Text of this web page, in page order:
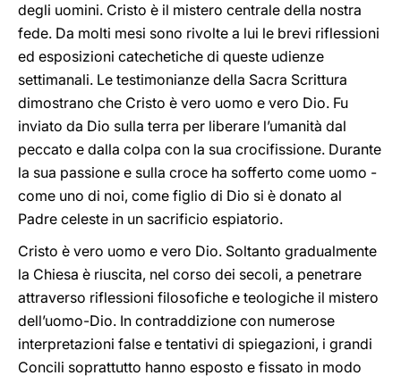
degli uomini. Cristo è il mistero centrale della nostra
fede. Da molti mesi sono rivolte a lui le brevi riflessioni
ed esposizioni catechetiche di queste udienze
settimanali. Le testimonianze della Sacra Scrittura
dimostrano che Cristo è vero uomo e vero Dio. Fu
inviato da Dio sulla terra per liberare l’umanità dal
peccato e dalla colpa con la sua crocifissione. Durante
la sua passione e sulla croce ha sofferto come uomo -
come uno di noi, come figlio di Dio si è donato al
Padre celeste in un sacrificio espiatorio.
Cristo è vero uomo e vero Dio. Soltanto gradualmente
la Chiesa è riuscita, nel corso dei secoli, a penetrare
attraverso riflessioni filosofiche e teologiche il mistero
dell’uomo-Dio. In contraddizione con numerose
interpretazioni false e tentativi di spiegazioni, i grandi
Concili soprattutto hanno esposto e fissato in modo